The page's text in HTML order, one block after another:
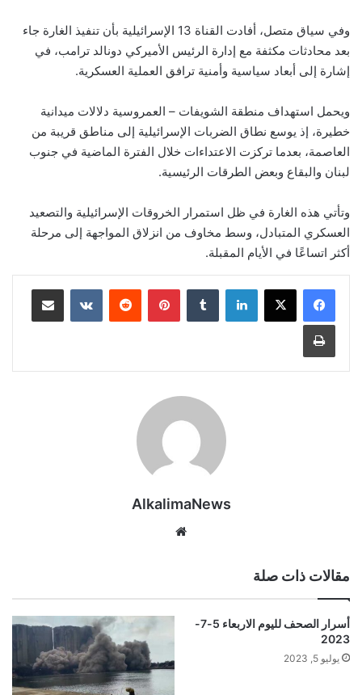
وفي سياق متصل، أفادت القناة 13 الإسرائيلية بأن تنفيذ الغارة جاء
بعد محادثات مكثفة مع إدارة الرئيس الأميركي دونالد ترامب، في
إشارة إلى أبعاد سياسية وأمنية ترافق العملية العسكرية.
ويحمل استهداف منطقة الشويفات – العمروسية دلالات ميدانية
خطيرة، إذ يوسع نطاق الضربات الإسرائيلية إلى مناطق قريبة من
العاصمة، بعدما تركزت الاعتداءات خلال الفترة الماضية في جنوب
لبنان والبقاع وبعض الطرقات الرئيسية.
وتأتي هذه الغارة في ظل استمرار الخروقات الإسرائيلية والتصعيد
العسكري المتبادل، وسط مخاوف من انزلاق المواجهة إلى مرحلة
أكثر اتساعًا في الأيام المقبلة.
لينكدإن بينتيريست
AlkalimaNews
مقالات ذات صلة
أسرار الصحف لليوم الاربعاء 5-7-
2023
يوليو 5, 2023